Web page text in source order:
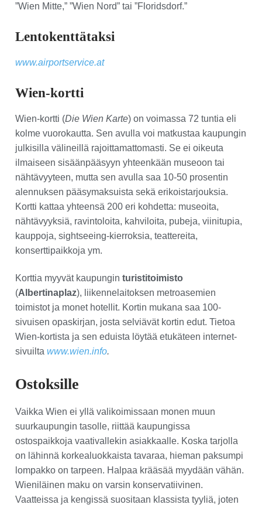
”Wien Mitte,” ”Wien Nord” tai ”Floridsdorf.”
Lentokenttätaksi
www.airportservice.at
Wien-kortti
Wien-kortti (Die Wien Karte) on voimassa 72 tuntia eli
kolme vuorokautta. Sen avulla voi matkustaa kaupungin
julkisilla välineillä rajoittamattomasti. Se ei oikeuta
ilmaiseen sisäänpääsyyn yhteenkään museoon tai
nähtävyyteen, mutta sen avulla saa 10-50 prosentin
alennuksen pääsymaksuista sekä erikoistarjouksia.
Kortti kattaa yhteensä 200 eri kohdetta: museoita,
nähtävyyksiä, ravintoloita, kahviloita, pubeja, viinitupia,
kauppoja, sightseeing-kierroksia, teattereita,
konserttipaikkoja ym.
Korttia myyvät kaupungin turistitoimisto
(Albertinaplaz), liikennelaitoksen metroasemien
toimistot ja monet hotellit. Kortin mukana saa 100-
sivuisen opaskirjan, josta selviävät kortin edut. Tietoa
Wien-kortista ja sen eduista löytää etukäteen internet-
sivuilta www.wien.info.
Ostoksille
Vaikka Wien ei yllä valikoimissaan monen muun
suurkaupungin tasolle, riittää kaupungissa
ostospaikkoja vaativallekin asiakkaalle. Koska tarjolla
on lähinnä korkealuokkaista tavaraa, hieman paksumpi
lompakko on tarpeen. Halpaa krääsää myydään vähän.
Wieniläinen maku on varsin konservatiivinen.
Vaatteissa ja kengissä suositaan klassista tyyliä, joten